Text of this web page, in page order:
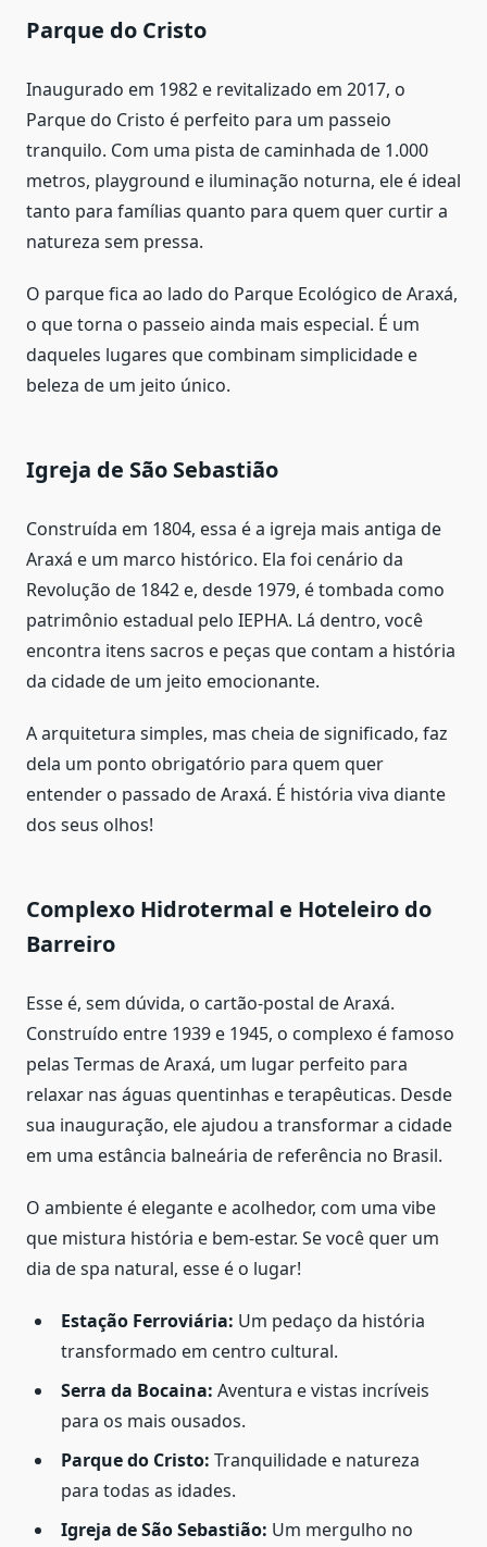
Parque do Cristo
Inaugurado em 1982 e revitalizado em 2017, o
Parque do Cristo é perfeito para um passeio
tranquilo. Com uma pista de caminhada de 1.000
metros, playground e iluminação noturna, ele é ideal
tanto para famílias quanto para quem quer curtir a
natureza sem pressa.
O parque fica ao lado do Parque Ecológico de Araxá,
o que torna o passeio ainda mais especial. É um
daqueles lugares que combinam simplicidade e
beleza de um jeito único.
Igreja de São Sebastião
Construída em 1804, essa é a igreja mais antiga de
Araxá e um marco histórico. Ela foi cenário da
Revolução de 1842 e, desde 1979, é tombada como
patrimônio estadual pelo IEPHA. Lá dentro, você
encontra itens sacros e peças que contam a história
da cidade de um jeito emocionante.
A arquitetura simples, mas cheia de significado, faz
dela um ponto obrigatório para quem quer
entender o passado de Araxá. É história viva diante
dos seus olhos!
Complexo Hidrotermal e Hoteleiro do
Barreiro
Esse é, sem dúvida, o cartão-postal de Araxá.
Construído entre 1939 e 1945, o complexo é famoso
pelas Termas de Araxá, um lugar perfeito para
relaxar nas águas quentinhas e terapêuticas. Desde
sua inauguração, ele ajudou a transformar a cidade
em uma estância balneária de referência no Brasil.
O ambiente é elegante e acolhedor, com uma vibe
que mistura história e bem-estar. Se você quer um
dia de spa natural, esse é o lugar!
Estação Ferroviária: Um pedaço da história
transformado em centro cultural.
Serra da Bocaina: Aventura e vistas incríveis
para os mais ousados.
Parque do Cristo: Tranquilidade e natureza
para todas as idades.
Igreja de São Sebastião: Um mergulho no